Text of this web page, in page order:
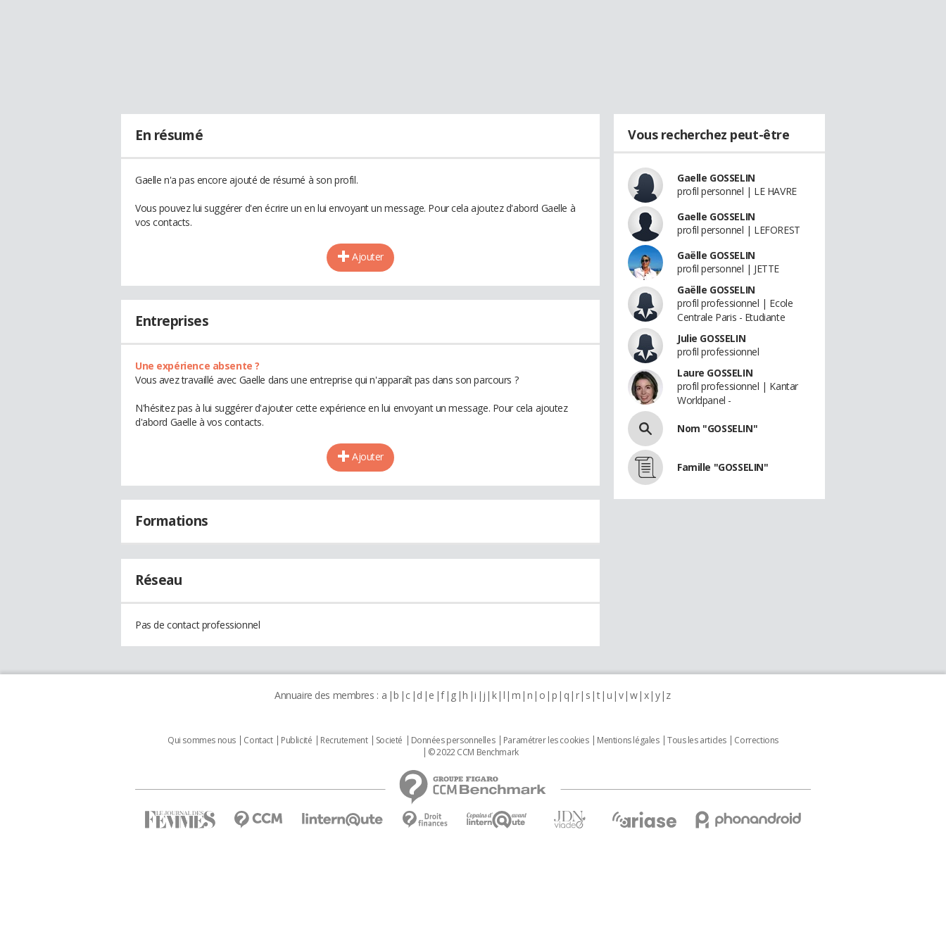
En résumé
Gaelle n'a pas encore ajouté de résumé à son profil.
Vous pouvez lui suggérer d'en écrire un en lui envoyant un message. Pour cela ajoutez d'abord Gaelle à
vos contacts.
Ajouter
Entreprises
Une expérience absente ?
Vous avez travaillé avec Gaelle dans une entreprise qui n'apparaît pas dans son parcours ?
N'hésitez pas à lui suggérer d'ajouter cette expérience en lui envoyant un message. Pour cela ajoutez
d'abord Gaelle à vos contacts.
Ajouter
Formations
Réseau
Pas de contact professionnel
Vous recherchez peut-être
Gaelle GOSSELIN
profil personnel | LE HAVRE
Gaelle GOSSELIN
profil personnel | LEFOREST
Gaëlle GOSSELIN
profil personnel | JETTE
Gaëlle GOSSELIN
profil professionnel | Ecole
Centrale Paris - Etudiante
Julie GOSSELIN
profil professionnel
Laure GOSSELIN
profil professionnel | Kantar
Worldpanel -
Nom "GOSSELIN"
Famille "GOSSELIN"
Annuaire des membres : a b c d e f g h i j k l m n o p q r s t u v w x y z
Qui sommes nous Contact Publicité Recrutement Societé Données personnelles Paramétrer les cookies Mentions légales Tous les articles
Corrections
© 2022 CCM Benchmark